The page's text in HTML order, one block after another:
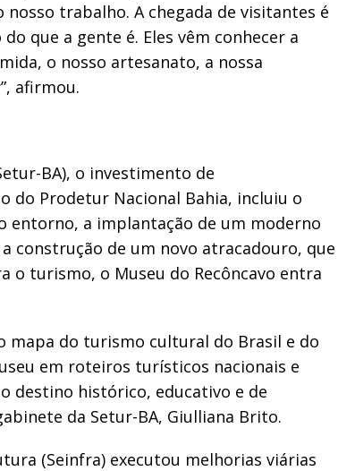
trabalho. A chegada de visitantes é
que a gente é. Eles vêm conhecer a
o nosso artesanato, a nossa
afirmou.
BA), o investimento de
do Prodetur Nacional Bahia, incluiu o
entorno, a implantação de um moderno
construção de um novo atracadouro, que
o turismo, o Museu do Recôncavo entra
mapa do turismo cultural do Brasil e do
em roteiros turísticos nacionais e
destino histórico, educativo e de
da Setur-BA, Giulliana Brito.
(Seinfra) executou melhorias viárias